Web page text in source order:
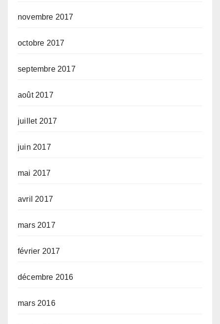
novembre 2017
octobre 2017
septembre 2017
août 2017
juillet 2017
juin 2017
mai 2017
avril 2017
mars 2017
février 2017
décembre 2016
mars 2016